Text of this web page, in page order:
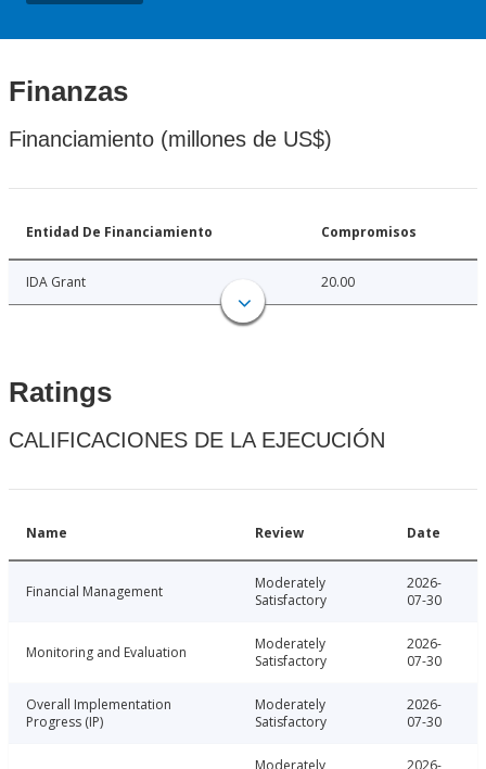
Finanzas
Financiamiento (millones de US$)
Entidad De Financiamiento Compromisos
IDA Grant 20.00
Ratings
CALIFICACIONES DE LA EJECUCIÓN
Name Review Date
Financial Management
Moderately
Satisfactory
2026-
07-30
Monitoring and Evaluation
Moderately
Satisfactory
2026-
07-30
Overall Implementation
Progress (IP)
Moderately
Satisfactory
2026-
07-30